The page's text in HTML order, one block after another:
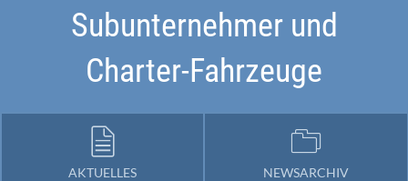
Subunternehmer und
Charter-Fahrzeuge
AKTUELLES NEWSARCHIV